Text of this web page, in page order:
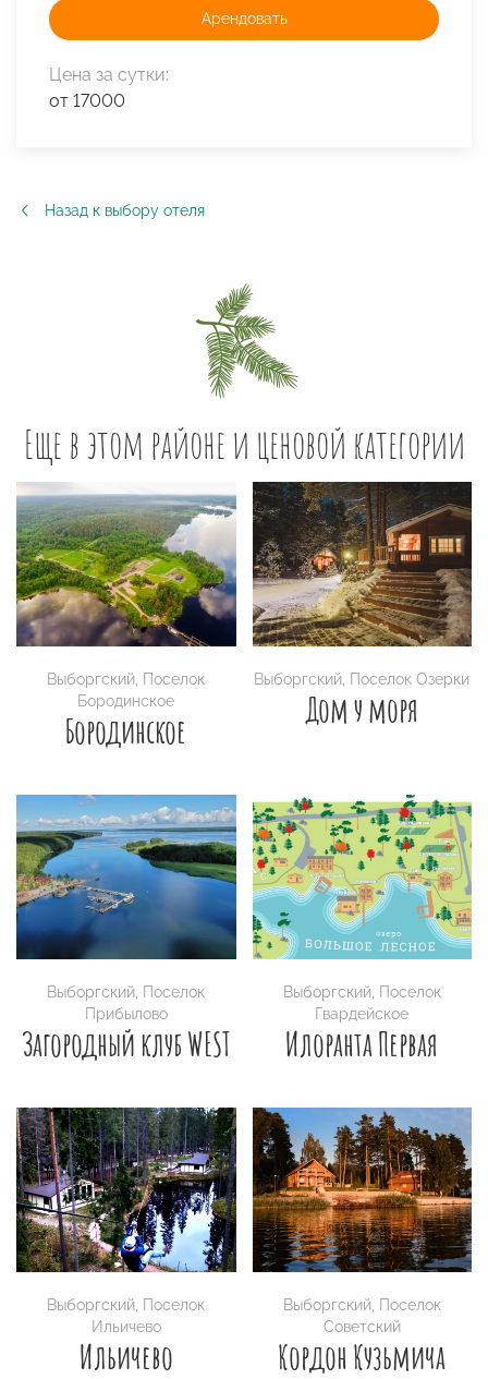
Арендовать
Цена за сутки:
от 17000
Назад к выбору отеля
Еще в этом районе и ценовой категории
Выборгский, Поселок
Бородинское
Бородинское
Выборгский, Поселок Озерки
Дом у моря
Выборгский, Поселок
Прибылово
Загородный клуб WEST
Выборгский, Поселок
Гвардейское
Илоранта Первая
Выборгский, Поселок
Ильичево
Ильичево
Выборгский, Поселок
Советский
Кордон Кузьмича